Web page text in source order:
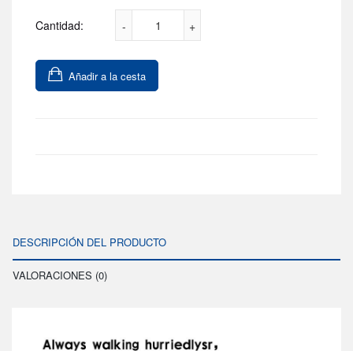
Cantidad:
Añadir a la cesta
DESCRIPCIÓN DEL PRODUCTO
VALORACIONES (0)